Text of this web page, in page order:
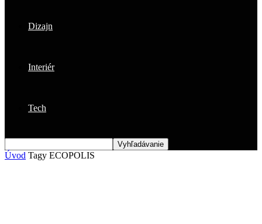
Dizajn
Interiér
Tech
Úvod Tagy ECOPOLIS